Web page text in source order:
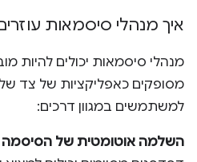
איך מנהלי סיסמאות
מנהלי סיסמאות יכולים להיות
מסופקים כאפליקציות של צד
למשתמשים במגוון דרכים:
השלמה אוטומטית של הסיסמה